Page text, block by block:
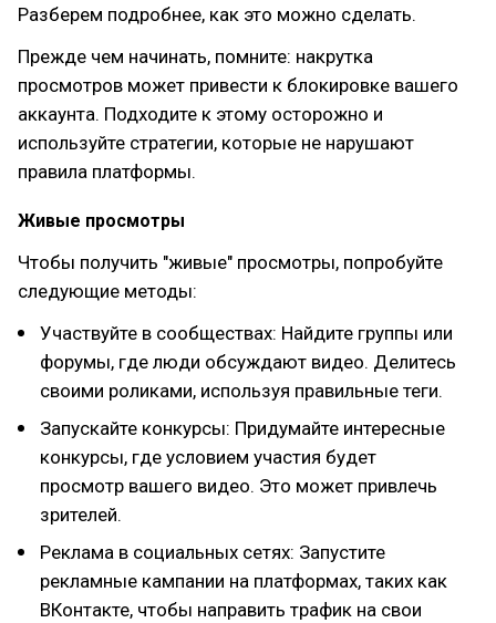
Разберем подробнее, как это можно сделать.
Прежде чем начинать, помните: накрутка
просмотров может привести к блокировке вашего
аккаунта. Подходите к этому осторожно и
используйте стратегии, которые не нарушают
правила платформы.
Живые просмотры
Чтобы получить "живые" просмотры, попробуйте
следующие методы:
Участвуйте в сообществах: Найдите группы или
форумы, где люди обсуждают видео. Делитесь
своими роликами, используя правильные теги.
Запускайте конкурсы: Придумайте интересные
конкурсы, где условием участия будет
просмотр вашего видео. Это может привлечь
зрителей.
Реклама в социальных сетях: Запустите
рекламные кампании на платформах, таких как
ВКонтакте, чтобы направить трафик на свои